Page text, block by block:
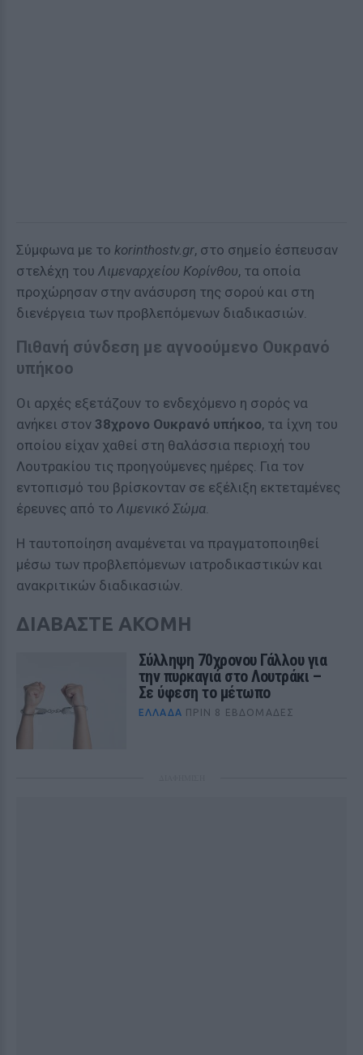
Σύμφωνα με το korinthostv.gr, στο σημείο έσπευσαν
στελέχη του Λιμεναρχείου Κορίνθου, τα οποία
προχώρησαν στην ανάσυρση της σορού και στη
διενέργεια των προβλεπόμενων διαδικασιών.
Πιθανή σύνδεση με αγνοούμενο Ουκρανό
υπήκοο
Οι αρχές εξετάζουν το ενδεχόμενο η σορός να
ανήκει στον 38χρονο Ουκρανό υπήκοο, τα ίχνη του
οποίου είχαν χαθεί στη θαλάσσια περιοχή του
Λουτρακίου τις προηγούμενες ημέρες. Για τον
εντοπισμό του βρίσκονταν σε εξέλιξη εκτεταμένες
έρευνες από το Λιμενικό Σώμα.
Η ταυτοποίηση αναμένεται να πραγματοποιηθεί
μέσω των προβλεπόμενων ιατροδικαστικών και
ανακριτικών διαδικασιών.
ΔΙΑΒΑΣΤΕ ΑΚΟΜΗ
Σύλληψη 70χρονου Γάλλου για
την πυρκαγιά στο Λουτράκι –
Σε ύφεση το μέτωπο
ΕΛΛΆΔΑ ΠΡΙΝ 8 ΕΒΔΟΜΆΔΕΣ